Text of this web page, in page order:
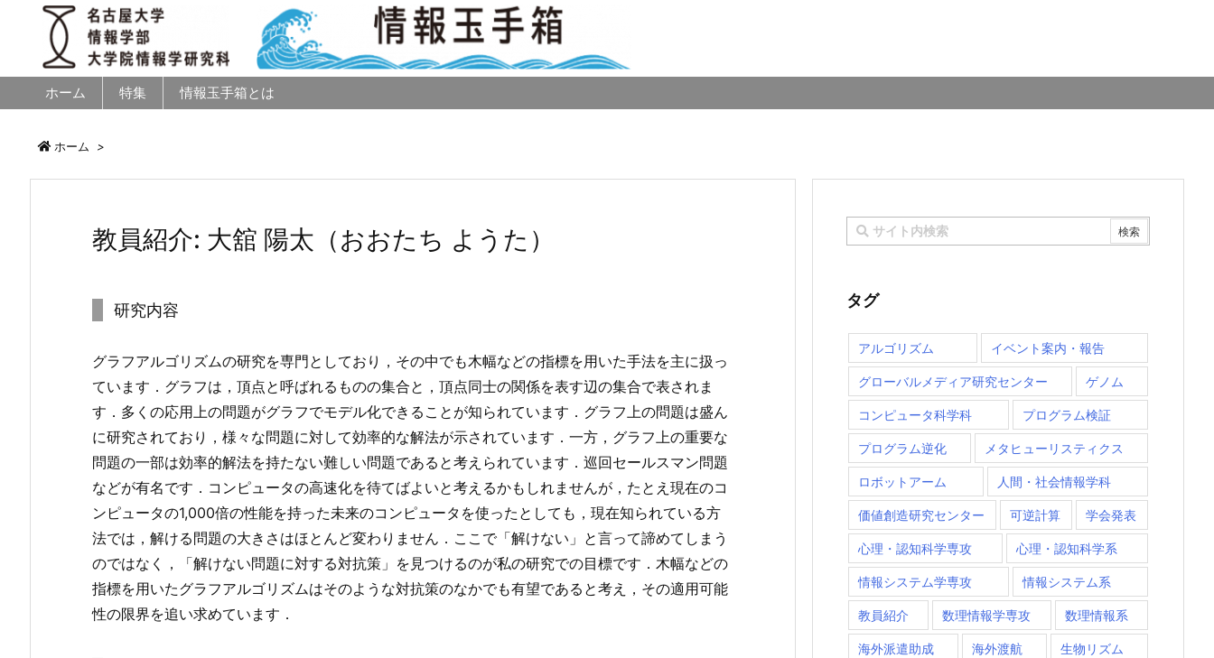
ホーム 特集 情報玉手箱とは
ホーム >
教員紹介: 大舘 陽太（おおたち ようた）
研究内容
グラフアルゴリズムの研究を専門としており，その中でも木幅などの指標を用いた手法を主に扱っ
ています．グラフは，頂点と呼ばれるものの集合と，頂点同士の関係を表す辺の集合で表されま
す．多くの応用上の問題がグラフでモデル化できることが知られています．グラフ上の問題は盛ん
に研究されており，様々な問題に対して効率的な解法が示されています．一方，グラフ上の重要な
問題の一部は効率的解法を持たない難しい問題であると考えられています．巡回セールスマン問題
などが有名です．コンピュータの高速化を待てばよいと考えるかもしれませんが，たとえ現在のコ
ンピュータの1,000倍の性能を持った未来のコンピュータを使ったとしても，現在知られている方
法では，解ける問題の大きさはほとんど変わりません．ここで「解けない」と言って諦めてしまう
のではなく，「解けない問題に対する対抗策」を見つけるのが私の研究での目標です．木幅などの
指標を用いたグラフアルゴリズムはそのような対抗策のなかでも有望であると考え，その適用可能
性の限界を追い求めています．
タグ
アルゴリズム イベント案内・報告
グローバルメディア研究センター ゲノム
コンピュータ科学科 プログラム検証
プログラム逆化 メタヒューリスティクス
ロボットアーム 人間・社会情報学科
価値創造研究センター 可逆計算 学会発表
心理・認知科学専攻 心理・認知科学系
情報システム学専攻 情報システム系
教員紹介 数理情報学専攻 数理情報系
海外派遣助成 海外渡航 生物リズム